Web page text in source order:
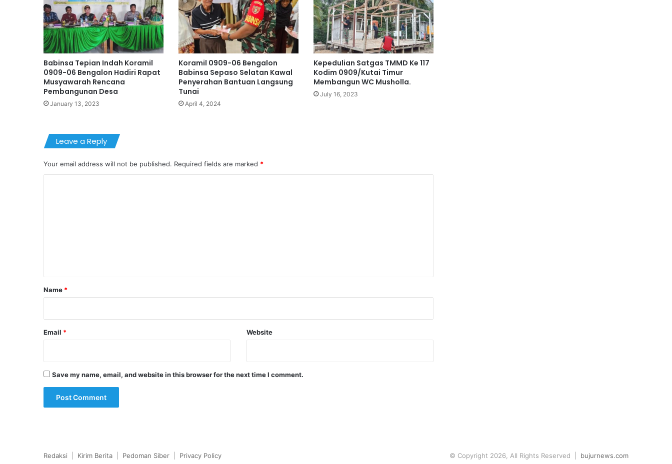
Babinsa Tepian Indah Koramil
0909-06 Bengalon Hadiri Rapat
Musyawarah Rencana
Pembangunan Desa
January 13, 2023
Koramil 0909-06 Bengalon
Babinsa Sepaso Selatan Kawal
Penyerahan Bantuan Langsung
Tunai
April 4, 2024
Kepedulian Satgas TMMD Ke 117
Kodim 0909/Kutai Timur
Membangun WC Musholla.
July 16, 2023
Leave a Reply
Your email address will not be published. Required fields are marked *
*
Name *
Email * Website
Save my name, email, and website in this browser for the next time I comment.
Redaksi Kirim Berita Pedoman Siber Privacy Policy © Copyright 2026, All Rights Reserved | bujurnews.com